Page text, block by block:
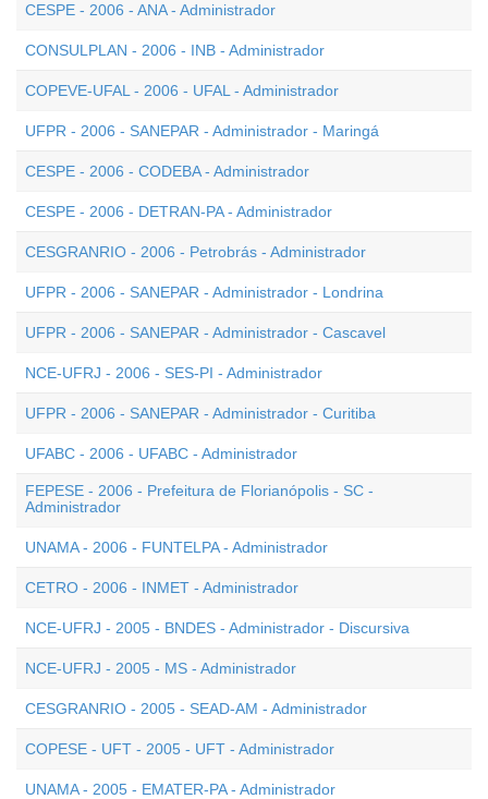
CESPE - 2006 - ANA - Administrador
CONSULPLAN - 2006 - INB - Administrador
COPEVE-UFAL - 2006 - UFAL - Administrador
UFPR - 2006 - SANEPAR - Administrador - Maringá
CESPE - 2006 - CODEBA - Administrador
CESPE - 2006 - DETRAN-PA - Administrador
CESGRANRIO - 2006 - Petrobrás - Administrador
UFPR - 2006 - SANEPAR - Administrador - Londrina
UFPR - 2006 - SANEPAR - Administrador - Cascavel
NCE-UFRJ - 2006 - SES-PI - Administrador
UFPR - 2006 - SANEPAR - Administrador - Curitiba
UFABC - 2006 - UFABC - Administrador
FEPESE - 2006 - Prefeitura de Florianópolis - SC -
Administrador
UNAMA - 2006 - FUNTELPA - Administrador
CETRO - 2006 - INMET - Administrador
NCE-UFRJ - 2005 - BNDES - Administrador - Discursiva
NCE-UFRJ - 2005 - MS - Administrador
CESGRANRIO - 2005 - SEAD-AM - Administrador
COPESE - UFT - 2005 - UFT - Administrador
UNAMA - 2005 - EMATER-PA - Administrador